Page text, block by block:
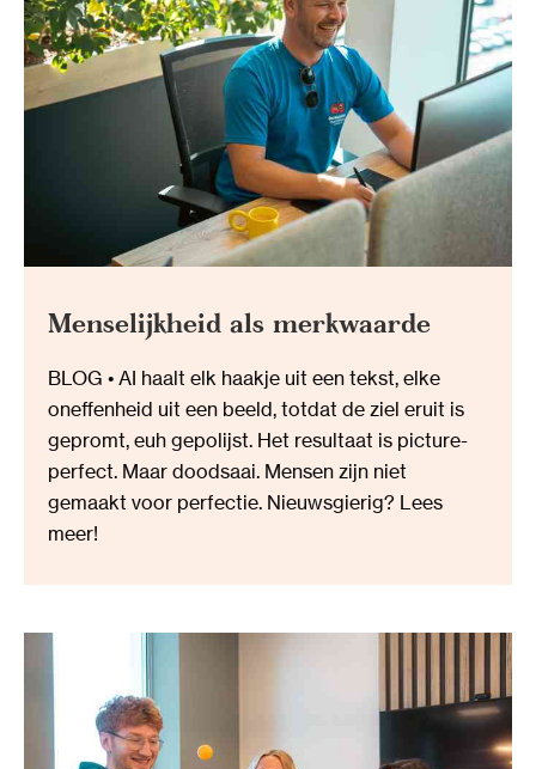
Menselijkheid als merkwaarde
BLOG • AI haalt elk haakje uit een tekst, elke
oneffenheid uit een beeld, totdat de ziel eruit is
gepromt, euh gepolijst. Het resultaat is picture-
perfect. Maar doodsaai. Mensen zijn niet
gemaakt voor perfectie. Nieuwsgierig? Lees
meer!